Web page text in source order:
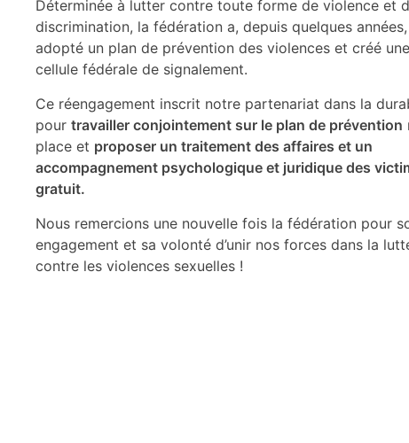
Déterminée à lutter contre toute forme de violence et
discrimination, la fédération a, depuis quelques années,
adopté un plan de prévention des violences et créé une
cellule fédérale de signalement.
Ce réengagement inscrit notre partenariat dans la
pour travailler conjointement sur le plan de prévention
place et proposer un traitement des affaires et un
accompagnement psychologique et juridique des
gratuit.
Nous remercions une nouvelle fois la fédération pour
engagement et sa volonté d’unir nos forces dans la
contre les violences sexuelles !